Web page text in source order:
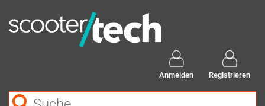
Anmelden Registrieren